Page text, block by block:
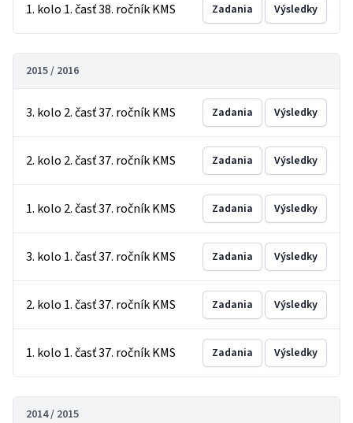
1. kolo 1. časť 38. ročník KMS Zadania Výsledky
2015 / 2016
3. kolo 2. časť 37. ročník KMS Zadania Výsledky
2. kolo 2. časť 37. ročník KMS Zadania Výsledky
1. kolo 2. časť 37. ročník KMS Zadania Výsledky
3. kolo 1. časť 37. ročník KMS Zadania Výsledky
2. kolo 1. časť 37. ročník KMS Zadania Výsledky
1. kolo 1. časť 37. ročník KMS Zadania Výsledky
2014 / 2015